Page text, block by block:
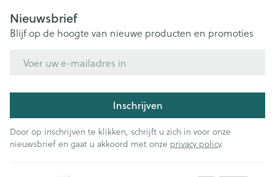
Nieuwsbrief
Blijf op de hoogte van nieuwe producten en promoties
Inschrijven
Door op inschrijven te klikken, schrijft u zich in voor onze
nieuwsbrief en gaat u akkoord met onze privacy policy.